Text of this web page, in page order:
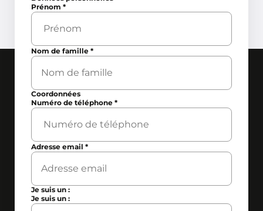
Prénom*
Nom de famille*
Coordonnées
Numéro de téléphone*
Adresse email*
Je suis un :
Je suis un :